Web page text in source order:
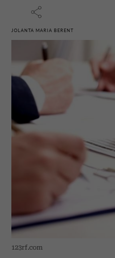
JOLANTA MARIA BERENT
123rf.com